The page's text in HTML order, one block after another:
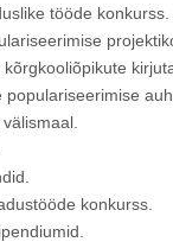
tööde konkurss.
populariseerimise
konkurss.